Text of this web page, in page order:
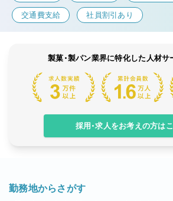
交通費支給 社員割引あり
製菓・製パン業界に特化した人材サ
採用・求人をお考えの方は
勤務地からさがす